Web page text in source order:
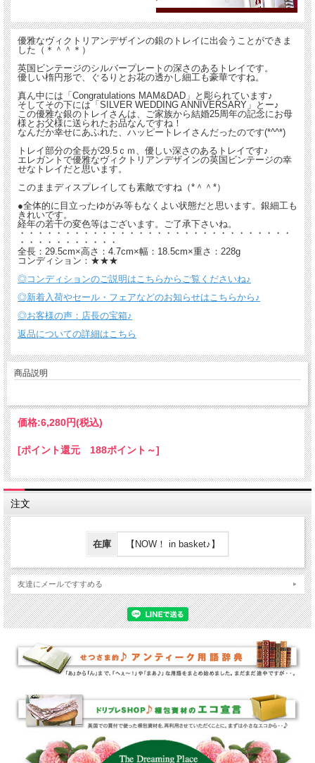
優雅なヴィクトリアンデザインの銀のトレイに出会うことができま
した（＊＾＾＊）
英国ビンテージのシルバープレートの深さのあるトレイです。
優しい楕円形で、ぐるりとお花の透かし細工も豪華ですね。
真ん中には「Congratulations MAM&DAD」と彫られています♪
そしてその下には「SILVER WEDDING ANNIVERSARY」とー♪
この優雅な銀のトレイさんは、ご家族から結婚25周年の記念にお母
様とお父様に送られたお品なんですね！
なんだか幸せにあふれた、ハッピートレイさんだったのです(*^^*)
トレイ部分の全長が29.5ｃｍ、優しい深さのあるトレイです♪
エレガントで優雅なヴィクトリアンデザインの英国ビンテージの幸
せなトレイだと思います。
このままディスプレイしても素敵ですね（*＾＾*）
●全体的に目立ったゆがみ等もなくよい状態だと思います。銀細工も
きれいです。
経年の若干の変色等はございます。ご了承下さいね。
・・・・・・・・・・・・・・・・・・・・・・・・・・・・・・
・・・・・・・・・・・
全長：29.5cm×高さ：4.7cm×幅：18.5cm×重さ：228g
コンディション：★★★
◎コンディションのご説明はこちらからご覧くださいね♪
◎新着入荷やセール・フェアなどのお知らせはこちらから♪
◎お客様の声：店長の宝箱♪
返品についての詳細はこちら
商品説明
価格:6,280円(税込)
[ポイント還元 188ポイント～]
注文
在庫 【NOW！ in basket♪】
友達にメールですすめる